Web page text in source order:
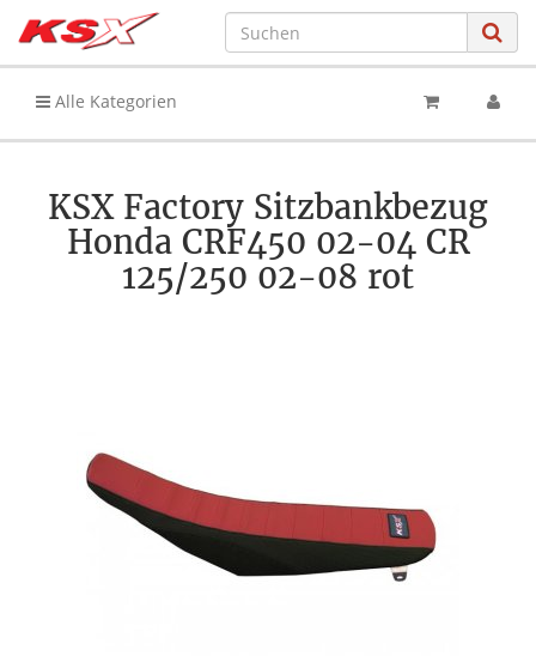
Alle Kategorien
KSX Factory Sitzbankbezug
Honda CRF450 02-04 CR
125/250 02-08 rot